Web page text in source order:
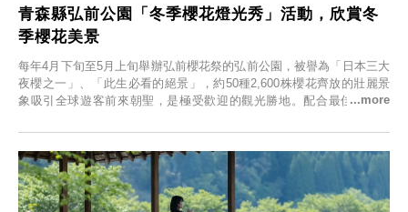
青森縣弘前公園「冬季櫻花燈光秀」活動，欣賞冬
季櫻花美景
每年4月下旬至5月上旬舉辦弘前櫻花祭的弘前公園，被譽為「日本三大
夜櫻之一」、「此生必看的絕景」，約50種2,600株櫻花齊放的壯麗景
象吸引全球遊客前來朝聖，是極受歡迎的觀光勝地。配合最佳觀雪時
「冬季櫻花燈光秀」。